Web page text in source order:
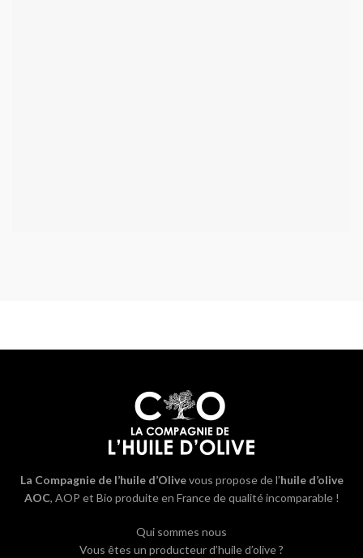
La Compagnie de l’huile d’Olivevous propose de l’huile d’olive
AOC, AOP et Bio produite en France de qualité incomparable !
Qui sommes nous
Vous êtes un producteur d’huile d’olive ?